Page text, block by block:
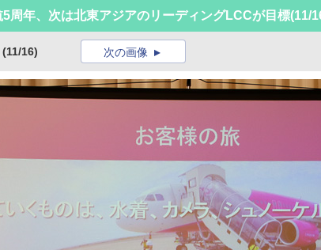
5周年、次は北東アジアのリーディングLCCが目標(11/
(11/16) 次の画像